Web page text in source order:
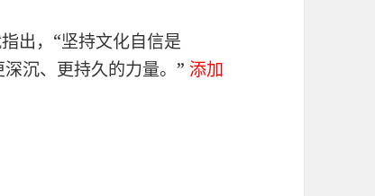
出，“坚持文化自信是
深沉、更持久的力量。” 添加